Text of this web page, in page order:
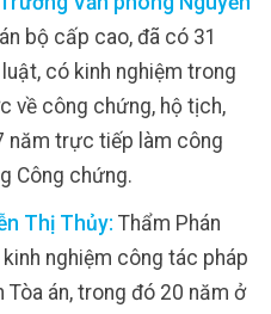
bộ cấp cao, đã có 31
có kinh nghiệm trong
về công chứng, hộ tịch,
năm trực tiếp làm công
Công chứng.
Thị Thủy: Thẩm Phán
kinh nghiệm công tác pháp
Tòa án, trong đó 20 năm ở